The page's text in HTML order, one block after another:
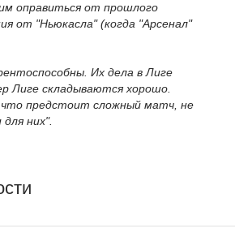
оправиться от прошлого
от "Ньюкасла" (когда "Арсенал"
Их дела в Лиге
Лиге складываются хорошо.
предстоит сложный матч, не
них".